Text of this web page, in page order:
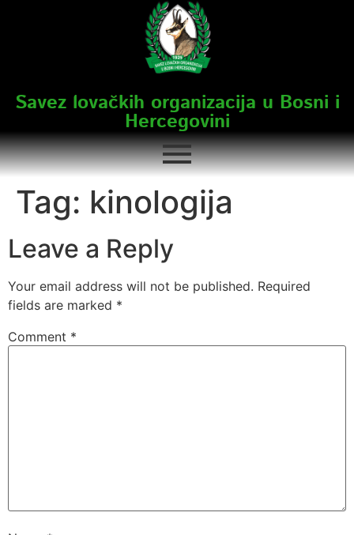
Savez lovačkih organizacija u Bosni i
Hercegovini
Tag: kinologija
Leave a Reply
Your email address will not be published. Required
fields are marked *
Comment *